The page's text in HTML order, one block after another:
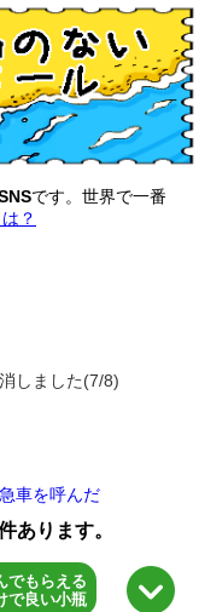
です。世界で一番
？
しました(7/8)
車を呼んだ
あります。
でもらえる
で良い小瓶